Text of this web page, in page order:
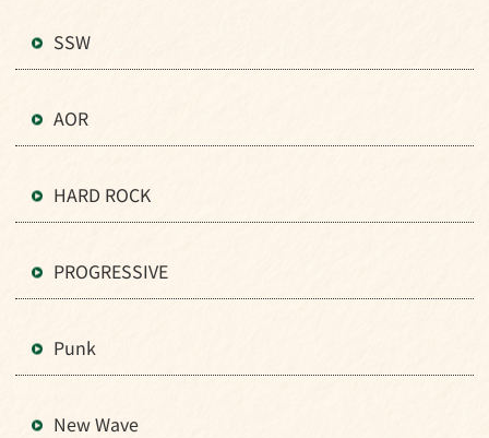
SSW
AOR
HARD ROCK
PROGRESSIVE
Punk
New Wave